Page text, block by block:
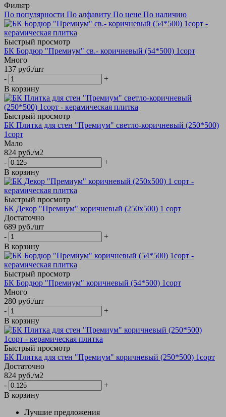
Фильтр
По популярности По алфавиту По цене По наличию
Быстрый просмотр
БК Бордюр "Премиум" св.- коричневый (54*500) 1сорт
Много
137 руб./шт
-
+
В корзину
Быстрый просмотр
БК Плитка для стен "Премиум" светло-коричневый (250*500)
1сорт
Мало
824 руб./м2
-
+
В корзину
Быстрый просмотр
БК Декор "Премиум" коричневый (250х500) 1 сорт
Достаточно
689 руб./шт
-
+
В корзину
Быстрый просмотр
БК Бордюр "Премиум" коричневый (54*500) 1сорт
Много
280 руб./шт
-
+
В корзину
Быстрый просмотр
БК Плитка для стен "Премиум" коричневый (250*500) 1сорт
Достаточно
824 руб./м2
-
+
В корзину
Лучшие предложения